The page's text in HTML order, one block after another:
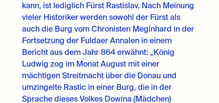
kann, ist lediglich Fürst Rastislav. Nach Meinung
vieler Historiker werden sowohl der Fürst als
auch die Burg vom Chronisten Meginhard in der
Fortsetzung der Fuldaer Annalen in einem
Bericht aus dem Jahr 864 erwähnt: „König
Ludwig zog im Monat August mit einer
mächtigen Streitmacht über die Donau und
umzingelte Rastic in einer Burg, die in der
Sprache dieses Volkes Dowina (Mädchen)